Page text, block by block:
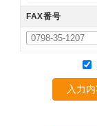
FAX番号
入力